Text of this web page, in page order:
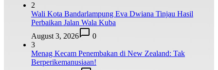
2
Wali Kota Bandarlampung Eva Dwiana Tinjau Hasil
Perbaikan Jalan Wala Kuba
August 3, 2026
0
3
Menag Kecam Penembakan di New Zealand: Tak
Berperikemanusiaan!